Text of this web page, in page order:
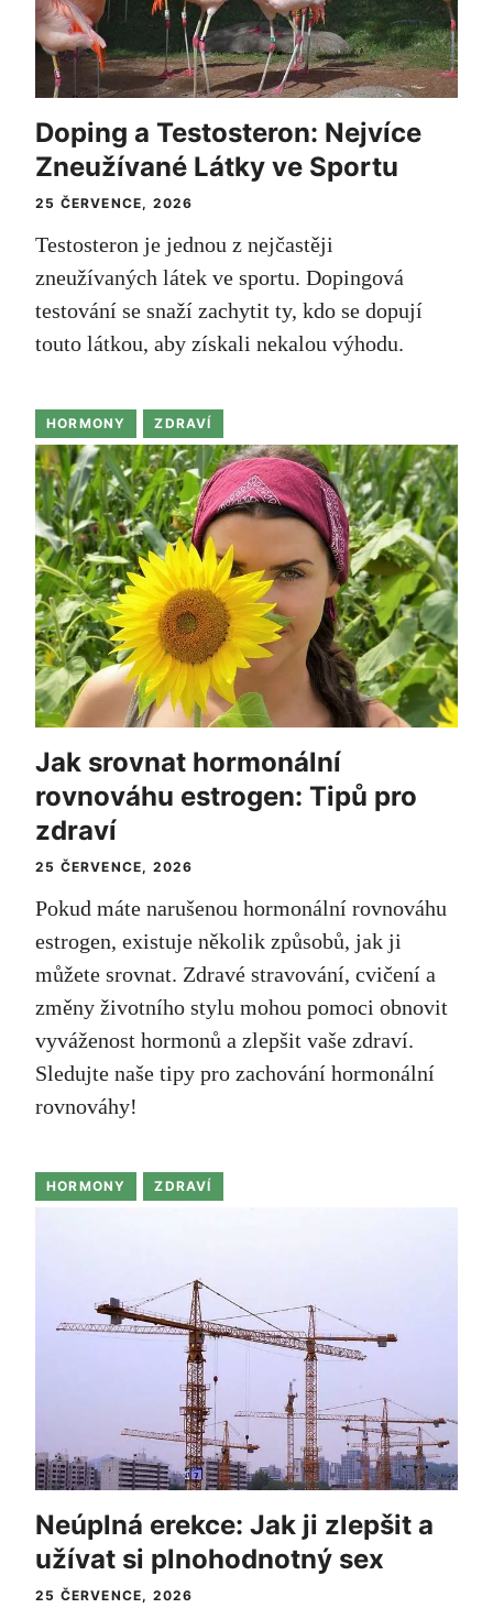
Doping a Testosteron: Nejvíce
Zneužívané Látky ve Sportu
25 ČERVENCE, 2026
Testosteron je jednou z nejčastěji
zneužívaných látek ve sportu. Dopingová
testování se snaží zachytit ty, kdo se dopují
touto látkou, aby získali nekalou výhodu.
HORMONY ZDRAVÍ
Jak srovnat hormonální
rovnováhu estrogen: Tipů pro
zdraví
25 ČERVENCE, 2026
Pokud máte narušenou hormonální rovnováhu
estrogen, existuje několik způsobů, jak ji
můžete srovnat. Zdravé stravování, cvičení a
změny životního stylu mohou pomoci obnovit
vyváženost hormonů a zlepšit vaše zdraví.
Sledujte naše tipy pro zachování hormonální
rovnováhy!
HORMONY ZDRAVÍ
Neúplná erekce: Jak ji zlepšit a
užívat si plnohodnotný sex
25 ČERVENCE, 2026